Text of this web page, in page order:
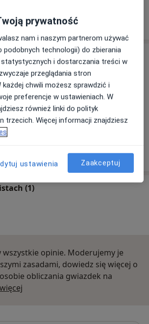
Powiększ mapę
Rodzinnej Centrum
(1)
wszystkie opinie. Moderujemy je
zasadami, dowiedz się więcej o
obliczania gwiazdek na
prywatność
nam i naszym partnerom używać
podobnych technologii) do zbierania
i dostarczania treści w
przeglądania stron
każdej chwili możesz sprawdzić i
preferencje w ustawieniach. W
również linki do polityk
trzecich. Więcej informacji znajdziesz
ustawienia Zaakceptuj